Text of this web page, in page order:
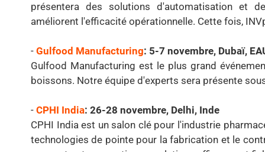
présentera des solutions d'automatisation et
améliorent l'efficacité opérationnelle. Cette fois,
- Gulfood Manufacturing: 5-7 novembre, Dubaï,
Gulfood Manufacturing est le plus grand
boissons. Notre équipe d'experts sera présente
- CPHI India: 26-28 novembre, Delhi, Inde
CPHI India est un salon clé pour l'industrie
technologies de pointe pour la fabrication et le